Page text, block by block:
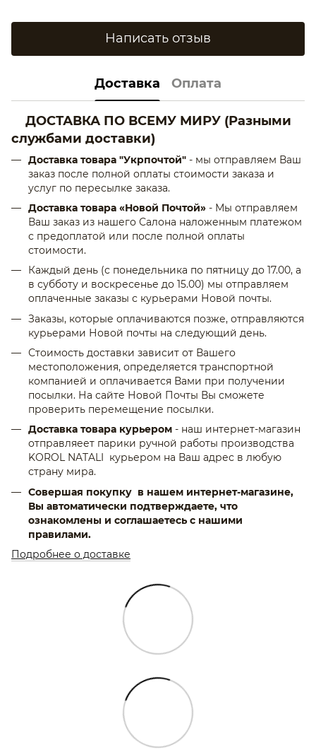
Написать отзыв
Доставка Оплата
ДОСТАВКА ПО ВСЕМУ МИРУ (Разными
службами доставки)
Доставка товара "Укрпочтой" - мы отправляем Ваш
заказ после полной оплаты стоимости заказа и
услуг по пересылке заказа.
Доставка товара «Новой Почтой» - Мы отправляем
Ваш заказ из нашего Салона наложенным платежом
с предоплатой или после полной оплаты
стоимости.
Каждый день (с понедельника по пятницу до 17.00, а
в субботу и воскресенье до 15.00) мы отправляем
оплаченные заказы с курьерами Новой почты.
Заказы, которые оплачиваются позже, отправляются
курьерами Новой почты на следующий день.
Стоимость доставки зависит от Вашего
местоположения, определяется транспортной
компанией и оплачивается Вами при получении
посылки. На сайте Новой Почты Вы сможете
проверить перемещение посылки.
Доставка товара курьером - наш интернет-магазин
отправляеет парики ручной работы производства
KOROL NATALI курьером на Ваш адрес в любую
страну мира.
Совершая покупку в нашем интернет-магазине,
Вы автоматически подтверждаете, что
ознакомлены и соглашаетесь с нашими
правилами.
Подробнее о доставке